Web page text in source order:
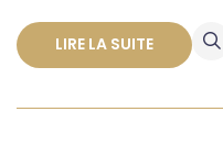
LIRE LA SUITE